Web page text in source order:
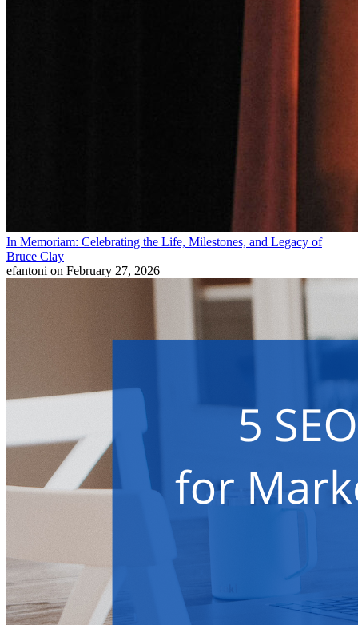
In Memoriam: Celebrating the Life, Milestones, and Legacy of
Bruce Clay
efantoni on February 27, 2026